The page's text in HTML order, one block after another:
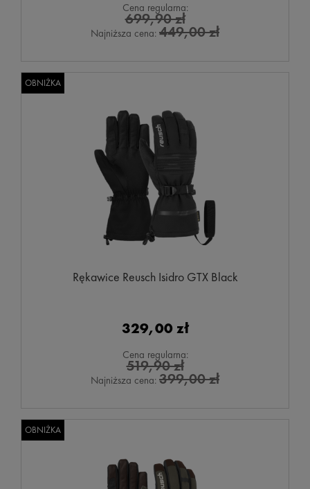
Cena regularna:
699,90 zł
Najniższa cena: 449,00 zł
Rękawice Reusch Isidro GTX Black
329,00 zł
Cena regularna:
519,90 zł
Najniższa cena: 399,00 zł
OBNIŻKA
OBNIŻKA